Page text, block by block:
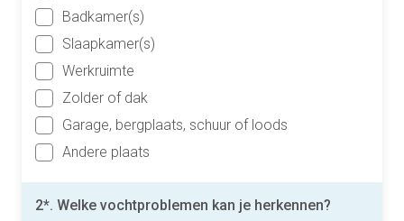
Badkamer(s)
Slaapkamer(s)
Werkruimte
Zolder of dak
Garage, bergplaats, schuur of loods
Andere plaats
2*. Welke vochtproblemen kan je herkennen?